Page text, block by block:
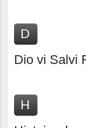
D
Dio vi Salvi
H